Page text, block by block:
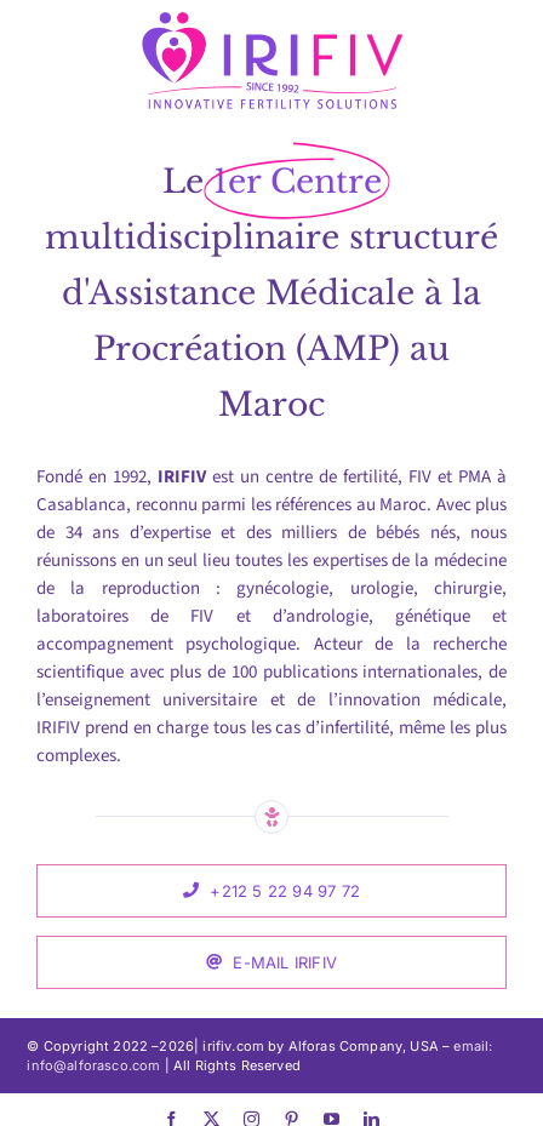
Le 1er Centre
multidisciplinaire structuré
d'Assistance Médicale à la
Procréation (AMP) au
Maroc
Fondé en 1992, IRIFIVest un centre de fertilité, FIV et PMA à
Casablanca, reconnu parmi les références au Maroc. Avec plus
de 34 ans d’expertise et des milliers de bébés nés, nous
réunissons en un seul lieu toutes les expertises de la médecine
de la reproduction : gynécologie, urologie, chirurgie,
laboratoires de FIV et d’andrologie, génétique et
accompagnement psychologique. Acteur de la recherche
scientifique avec plus de 100 publications internationales, de
l’enseignement universitaire et de l’innovation médicale,
IRIFIV prend en charge tous les cas d’infertilité, même les plus
complexes.
+212 5 22 94 97 72
E-MAIL IRIFIV
© Copyright 2022 –2026| irifiv.com by Alforas Company, USA –email:
info@alforasco.com | All Rights Reserved